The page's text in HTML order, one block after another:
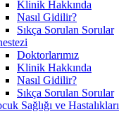
Klinik Hakkında
Nasıl Gidilir?
Sıkça Sorulan Sorular
Doktorlarımız
Klinik Hakkında
Nasıl Gidilir?
Sıkça Sorulan Sorular
Sağlığı ve Hastalıkları